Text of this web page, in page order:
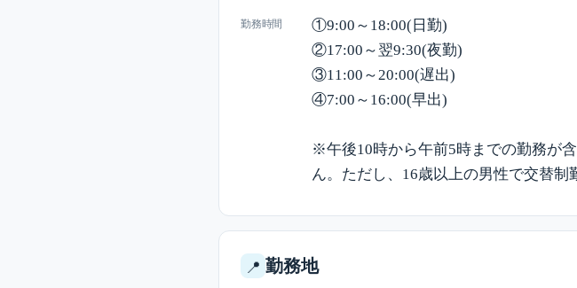
勤務時間
①9:00～18:00(日勤)
②17:00～翌9:30(夜勤)
③11:00～20:00(遅出)
④7:00～16:00(早出)
※午後10時から午前5時までの勤務が
ん。ただし、16歳以上の男性で交替制
📍 勤務地